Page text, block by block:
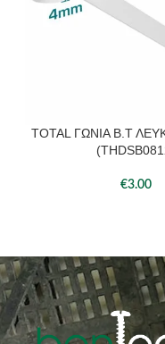
ΠΡΟΣΘΉΚΗ ΣΤΟ ΚΑΛΆΘΙ
TOTAL ΓΩΝΙΑ Β.Τ
€3.00